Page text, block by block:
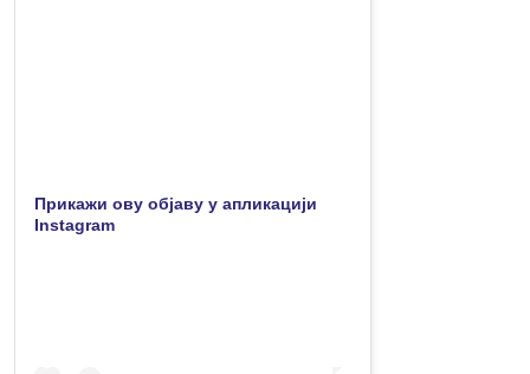
Прикажи ову објаву у апликацији
Instagram